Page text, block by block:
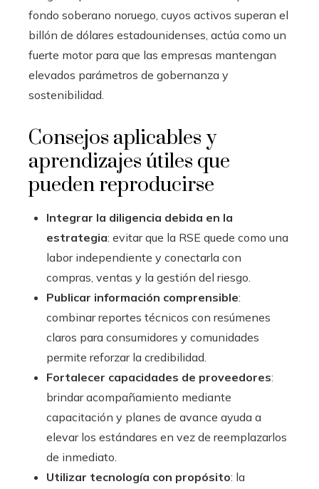
fondo soberano noruego, cuyos activos superan el
billón de dólares estadounidenses, actúa como un
fuerte motor para que las empresas mantengan
elevados parámetros de gobernanza y
sostenibilidad.
Consejos aplicables y
aprendizajes útiles que
pueden reproducirse
Integrar la diligencia debida en la
estrategia: evitar que la RSE quede como una
labor independiente y conectarla con
compras, ventas y la gestión del riesgo.
Publicar información comprensible:
combinar reportes técnicos con resúmenes
claros para consumidores y comunidades
permite reforzar la credibilidad.
Fortalecer capacidades de proveedores:
brindar acompañamiento mediante
capacitación y planes de avance ayuda a
elevar los estándares en vez de reemplazarlos
de inmediato.
Utilizar tecnología con propósito: la